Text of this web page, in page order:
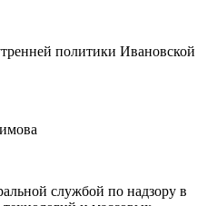
политики Ивановской
службой по надзору в